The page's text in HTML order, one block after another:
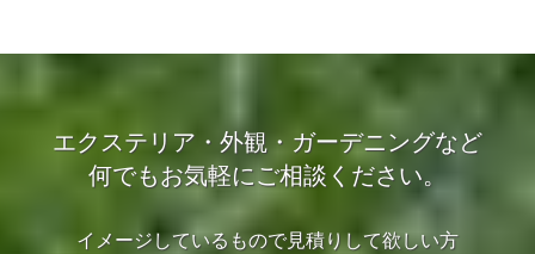
エクステリア・外観・ガーデニングなど
何でもお気軽にご相談ください。
イメージしているもので見積りして欲しい方